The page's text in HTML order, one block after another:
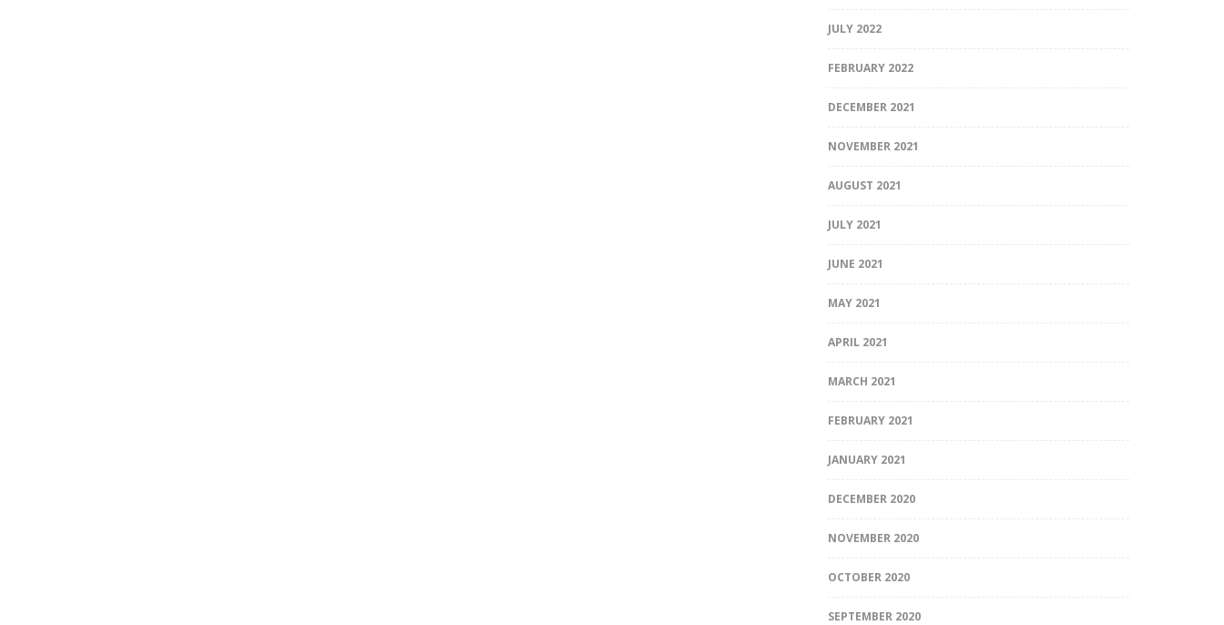
JULY 2022
FEBRUARY 2022
DECEMBER 2021
NOVEMBER 2021
AUGUST 2021
JULY 2021
JUNE 2021
MAY 2021
APRIL 2021
MARCH 2021
FEBRUARY 2021
JANUARY 2021
DECEMBER 2020
NOVEMBER 2020
OCTOBER 2020
SEPTEMBER 2020